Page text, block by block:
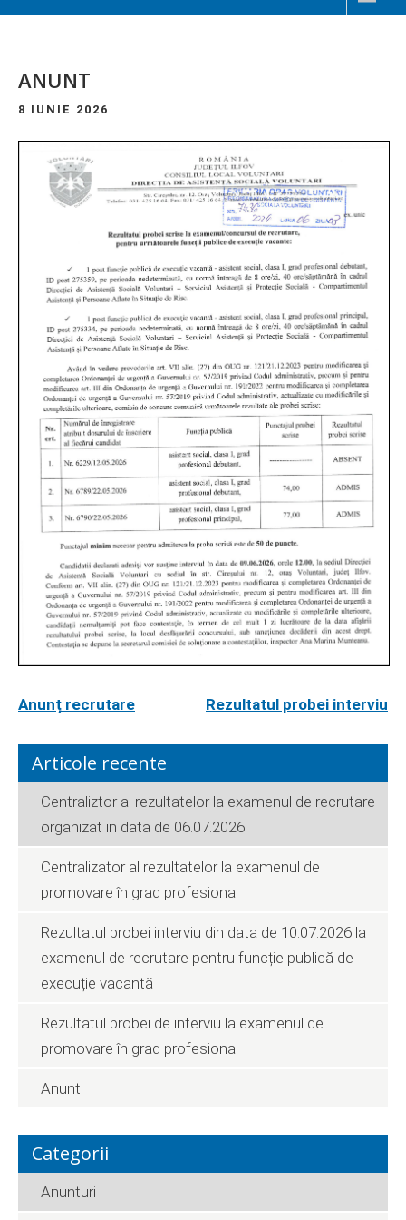
ANUNT
8 IUNIE 2026
Anunț recrutare Rezultatul probei interviu
Articole recente
Centraliztor al rezultatelor la examenul de recrutare
organizat in data de 06.07.2026
Centralizator al rezultatelor la examenul de
promovare în grad profesional
Rezultatul probei interviu din data de 10.07.2026 la
examenul de recrutare pentru funcție publică de
execuție vacantă
Rezultatul probei de interviu la examenul de
promovare în grad profesional
Anunt
Categorii
Anunturi